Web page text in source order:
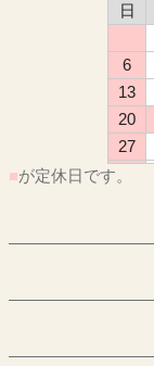
日
6
13
20
27
■が定休日です。